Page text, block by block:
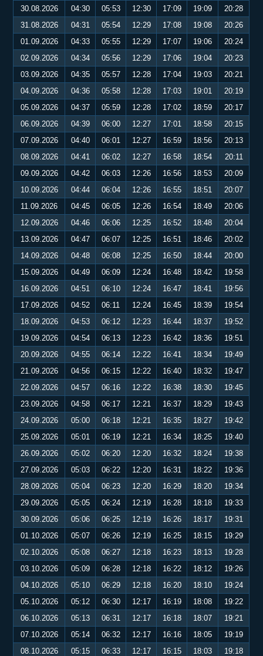
30.08.2026
04:30 05:53 12:30 17:09 19:09
20:28
31.08.2026
04:31 05:54 12:29 17:08 19:08
20:26
01.09.2026
04:33 05:55 12:29 17:07 19:06
20:24
02.09.2026
04:34 05:56 12:29 17:06 19:04
20:23
03.09.2026
04:35 05:57 12:28 17:04 19:03
20:21
04.09.2026
04:36 05:58 12:28 17:03 19:01
20:19
05.09.2026
04:37 05:59 12:28 17:02 18:59
20:17
06.09.2026
04:39 06:00 12:27 17:01 18:58
20:15
07.09.2026
04:40 06:01 12:27 16:59 18:56
20:13
08.09.2026
04:41 06:02 12:27 16:58 18:54
20:11
09.09.2026
04:42 06:03 12:26 16:56 18:53
20:09
10.09.2026
04:44 06:04 12:26 16:55 18:51
20:07
11.09.2026
04:45 06:05 12:26 16:54 18:49
20:06
12.09.2026
04:46 06:06 12:25 16:52 18:48
20:04
13.09.2026
04:47 06:07 12:25 16:51 18:46
20:02
14.09.2026
04:48 06:08 12:25 16:50 18:44
20:00
15.09.2026
04:49 06:09 12:24 16:48 18:42
19:58
16.09.2026
04:51 06:10 12:24 16:47 18:41
19:56
17.09.2026
04:52 06:11 12:24 16:45 18:39
19:54
18.09.2026
04:53 06:12 12:23 16:44 18:37
19:52
19.09.2026
04:54 06:13 12:23 16:42 18:36
19:51
20.09.2026
04:55 06:14 12:22 16:41 18:34
19:49
21.09.2026
04:56 06:15 12:22 16:40 18:32
19:47
22.09.2026
04:57 06:16 12:22 16:38 18:30
19:45
23.09.2026
04:58 06:17 12:21 16:37 18:29
19:43
24.09.2026
05:00 06:18 12:21 16:35 18:27
19:42
25.09.2026
05:01 06:19 12:21 16:34 18:25
19:40
26.09.2026
05:02 06:20 12:20 16:32 18:24
19:38
27.09.2026
05:03 06:22 12:20 16:31 18:22
19:36
28.09.2026
05:04 06:23 12:20 16:29 18:20
19:34
29.09.2026
05:05 06:24 12:19 16:28 18:18
19:33
30.09.2026
05:06 06:25 12:19 16:26 18:17
19:31
01.10.2026
05:07 06:26 12:19 16:25 18:15
19:29
02.10.2026
05:08 06:27 12:18 16:23 18:13
19:28
03.10.2026
05:09 06:28 12:18 16:22 18:12
19:26
04.10.2026
05:10 06:29 12:18 16:20 18:10
19:24
05.10.2026
05:12 06:30 12:17 16:19 18:08
19:22
06.10.2026
05:13 06:31 12:17 16:18 18:07
19:21
07.10.2026
05:14 06:32 12:17 16:16 18:05
19:19
08.10.2026
05:15 06:33 12:17 16:15 18:03
19:18